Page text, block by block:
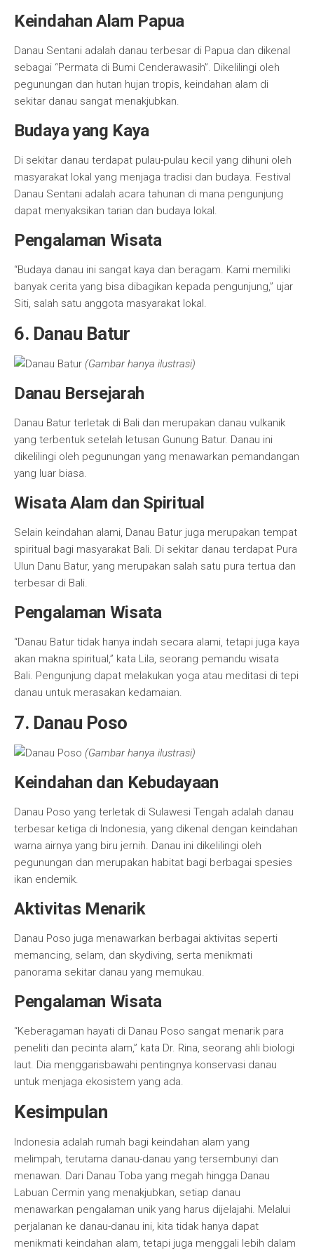
Keindahan Alam Papua
Danau Sentani adalah danau terbesar di Papua dan dikenal
sebagai “Permata di Bumi Cenderawasih”. Dikelilingi oleh
pegunungan dan hutan hujan tropis, keindahan alam di
sekitar danau sangat menakjubkan.
Budaya yang Kaya
Di sekitar danau terdapat pulau-pulau kecil yang dihuni oleh
masyarakat lokal yang menjaga tradisi dan budaya. Festival
Danau Sentani adalah acara tahunan di mana pengunjung
dapat menyaksikan tarian dan budaya lokal.
Pengalaman Wisata
“Budaya danau ini sangat kaya dan beragam. Kami memiliki
banyak cerita yang bisa dibagikan kepada pengunjung,” ujar
Siti, salah satu anggota masyarakat lokal.
6. Danau Batur
(Gambar hanya ilustrasi)
Danau Bersejarah
Danau Batur terletak di Bali dan merupakan danau vulkanik
yang terbentuk setelah letusan Gunung Batur. Danau ini
dikelilingi oleh pegunungan yang menawarkan pemandangan
yang luar biasa.
Wisata Alam dan Spiritual
Selain keindahan alami, Danau Batur juga merupakan tempat
spiritual bagi masyarakat Bali. Di sekitar danau terdapat Pura
Ulun Danu Batur, yang merupakan salah satu pura tertua dan
terbesar di Bali.
Pengalaman Wisata
“Danau Batur tidak hanya indah secara alami, tetapi juga kaya
akan makna spiritual,” kata Lila, seorang pemandu wisata
Bali. Pengunjung dapat melakukan yoga atau meditasi di tepi
danau untuk merasakan kedamaian.
7. Danau Poso
(Gambar hanya ilustrasi)
Keindahan dan Kebudayaan
Danau Poso yang terletak di Sulawesi Tengah adalah danau
terbesar ketiga di Indonesia, yang dikenal dengan keindahan
warna airnya yang biru jernih. Danau ini dikelilingi oleh
pegunungan dan merupakan habitat bagi berbagai spesies
ikan endemik.
Aktivitas Menarik
Danau Poso juga menawarkan berbagai aktivitas seperti
memancing, selam, dan skydiving, serta menikmati
panorama sekitar danau yang memukau.
Pengalaman Wisata
“Keberagaman hayati di Danau Poso sangat menarik para
peneliti dan pecinta alam,” kata Dr. Rina, seorang ahli biologi
laut. Dia menggarisbawahi pentingnya konservasi danau
untuk menjaga ekosistem yang ada.
Kesimpulan
Indonesia adalah rumah bagi keindahan alam yang
melimpah, terutama danau-danau yang tersembunyi dan
menawan. Dari Danau Toba yang megah hingga Danau
Labuan Cermin yang menakjubkan, setiap danau
menawarkan pengalaman unik yang harus dijelajahi. Melalui
perjalanan ke danau-danau ini, kita tidak hanya dapat
menikmati keindahan alam, tetapi juga menggali lebih dalam